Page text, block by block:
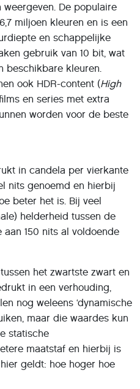
De populaire
miljoen kleuren en is een
en schappelijke
gebruik van 10 bit, wat
beschikbare kleuren.
ook HDR-content (High
en series met extra
worden voor de beste
in candela per vierkante
nits genoemd en hierbij
beter het is. Bij veel
helderheid tussen de
150 nits al voldoende
het zwartste zwart en
in een verhouding,
nog weleens ‘dynamische
maar die waardes kun
statische
maatstaf en hierbij is
geldt: hoe hoger hoe